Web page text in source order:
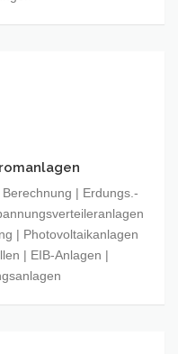
| Erdungs.-
| Photovoltaikanlagen
| EIB-Anlagen |